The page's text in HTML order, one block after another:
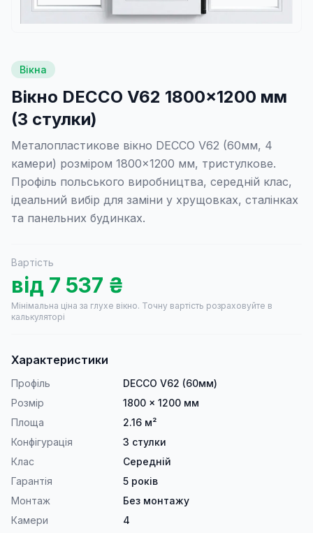
Вікна
Вікно DECCO V62 1800×1200 мм
(3 стулки)
Металопластикове вікно DECCO V62 (60мм, 4
камери) розміром 1800×1200 мм, тристулкове.
Профіль польського виробництва, середній клас,
ідеальний вибір для заміни у хрущовках, сталінках
та панельних будинках.
Вартість
від 7 537 ₴
Мінімальна ціна за глухе вікно. Точну вартість розраховуйте в
калькуляторі
Характеристики
Профіль
DECCO V62 (60мм)
Розмір
1800 × 1200 мм
Площа
2.16 м²
Конфігурація
3 стулки
Клас
Середній
Гарантія
5 років
Монтаж
Без монтажу
Камери
4